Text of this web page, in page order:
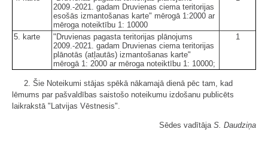
2009.-2021. gadam Druvienas ciema teritorijas
esošās izmantošanas karte" mērogā 1:2000 ar
mēroga noteiktību 1: 10000
5. karte
"Druvienas pagasta teritorijas plānojums
2009.-2021. gadam Druvienas ciema teritorijas
plānotās (atļautās) izmantošanas karte"
mērogā 1: 2000 ar mēroga noteiktību 1: 10000;
1
2. Šie Noteikumi stājas spēkā nākamajā dienā pēc tam, kad
lēmums par pašvaldības saistošo noteikumu izdošanu publicēts
laikrakstā "Latvijas Vēstnesis".
Sēdes vadītāja S. Daudziņa